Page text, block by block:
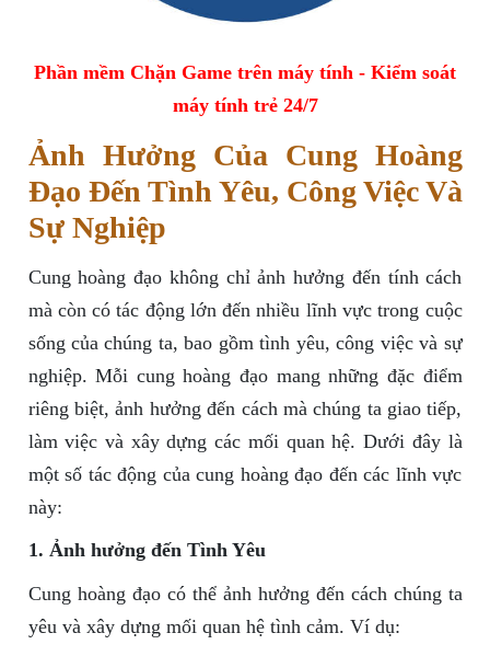
Phần mềm Chặn Game trên máy tính - Kiểm soát
máy tính trẻ 24/7
Ảnh Hưởng Của Cung Hoàng
Đạo Đến Tình Yêu, Công Việc Và
Sự Nghiệp
Cung hoàng đạo không chỉ ảnh hưởng đến tính cách
mà còn có tác động lớn đến nhiều lĩnh vực trong cuộc
sống của chúng ta, bao gồm tình yêu, công việc và sự
nghiệp. Mỗi cung hoàng đạo mang những đặc điểm
riêng biệt, ảnh hưởng đến cách mà chúng ta giao tiếp,
làm việc và xây dựng các mối quan hệ. Dưới đây là
một số tác động của cung hoàng đạo đến các lĩnh vực
này:
1. Ảnh hưởng đến Tình Yêu
Cung hoàng đạo có thể ảnh hưởng đến cách chúng ta
yêu và xây dựng mối quan hệ tình cảm. Ví dụ: